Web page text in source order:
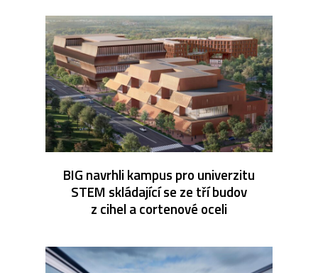
BIG navrhli kampus pro univerzitu
STEM skládající se ze tří budov
z cihel a cortenové oceli